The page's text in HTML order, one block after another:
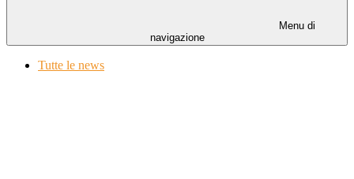
Menu di
navigazione
Tutte le news